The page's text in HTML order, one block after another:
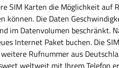
SIM Karten die Möglichkeit auf
Die Daten
im Datenvolumen beschränkt.
Internet Paket buchen. Die
Rufnummer aus
weltweit mit Ihrem Telefon